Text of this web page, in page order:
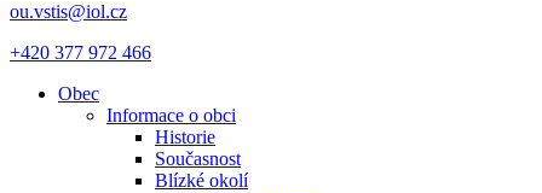
ou.vstis@iol.cz
+420 377 972 466
Obec
Informace o obci
Historie
Současnost
Blízké okolí